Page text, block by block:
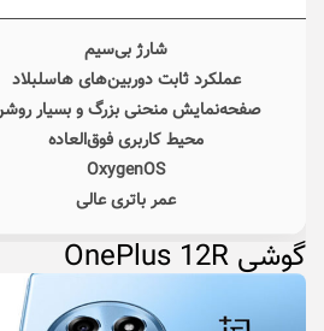
شارژ بی‌سیم
عملکرد ثابت دوربین‌های هاسلبلاد
صفحه‌نمایش منحنی بزرگ و بسیار
محیط کاربری فوق‌العاده
OxygenOS
عمر باتری عالی
گوشی OnePlus 12R